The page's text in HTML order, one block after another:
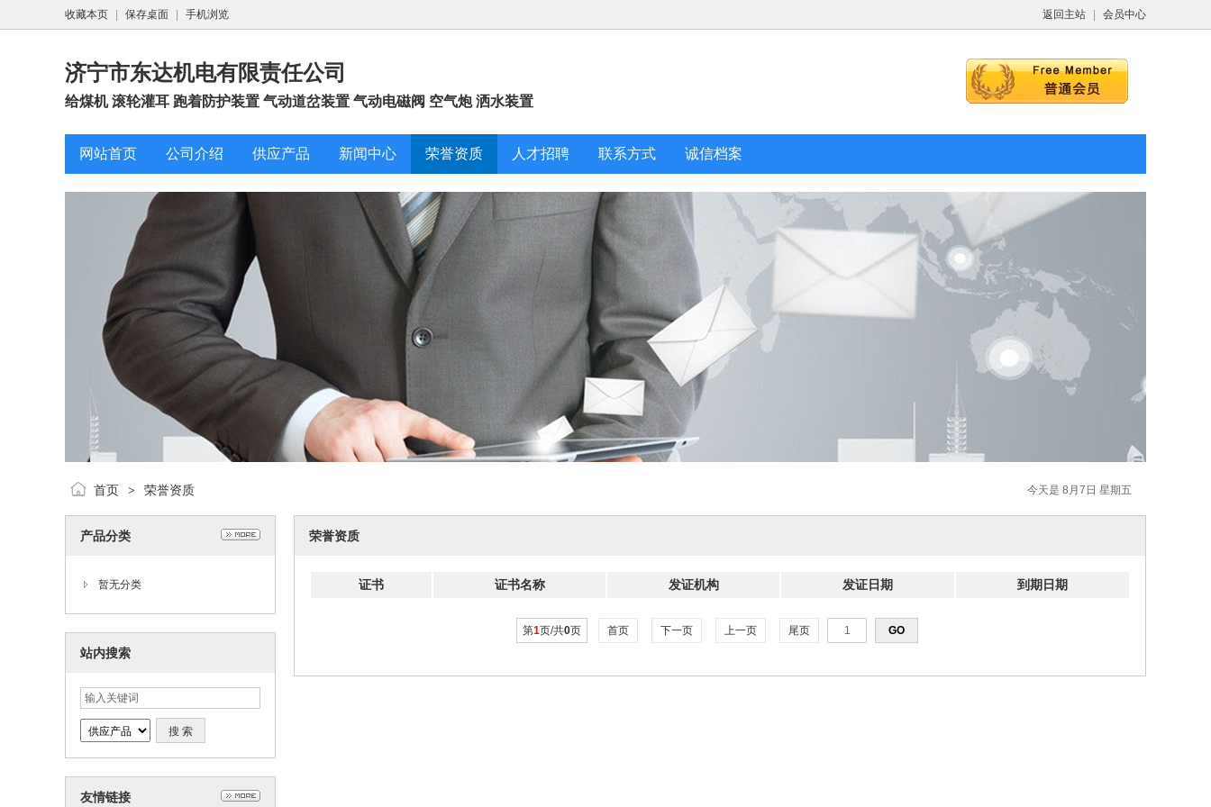
返回主站 会员中心
收藏本页 保存桌面 手机浏览
济宁市东达机电有限责任公司
给煤机 滚轮灌耳 跑着防护装置 气动道岔装置 气动电磁阀 空气炮 洒水装置
网站首页 公司介绍 供应产品 新闻中心 荣誉资质 人才招聘 联系方式 诚信档案
今天是 8月7日 星期五
首页 > 荣誉资质
产品分类
暂无分类
站内搜索
友情链接
荣誉资质
证书 证书名称 发证机构 发证日期 到期日期
第1页/共0页 首页 下一页 上一页 尾页